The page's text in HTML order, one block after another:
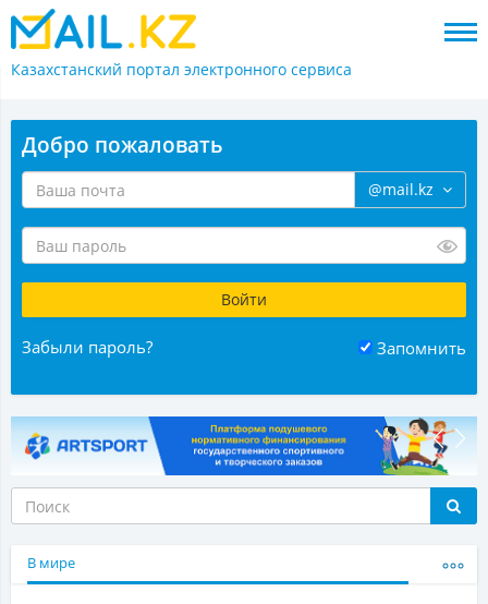
Казахстанский портал электронного сервиса
Добро пожаловать
@mail.kz
Забыли пароль? Запомнить
В мире